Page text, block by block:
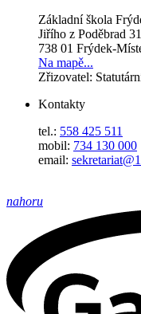
Základní škola
Jiřího z Poděbrad
738 01 Frýdek-
Na mapě...
Zřizovatel:
Kontakty
tel.: 558 425 511
mobil: 734 130 000
email:
nahoru